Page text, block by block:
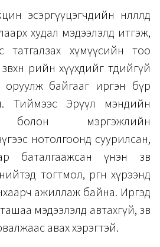
эсэргүүцэгчдийн нөлөөлөлд
худал мэдээлэлд итгэж,
татгалзах хүмүүсийн тоо
өөрийн хүүхдийг төдийгүй
оруулж байгааг иргэн бүр
Тиймээс Эрүүл мэндийн
болон мэргэжлийн
нотолгоонд суурилсан,
баталгаажсан үнэн зөв
тогтмол, өргөн хүрээнд
ажиллаж байна. Иргэд
мэдээлэлд автахгүй, зөв
авах хэрэгтэй.